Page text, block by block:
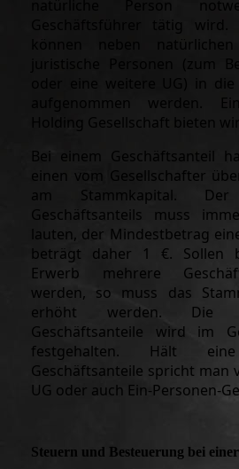
natürliche Person
Geschäftsführer tätig wird.
können neben
juristische Personen (zum
oder eine weitere UG) in
aufgenommen werden.
Holding Gesellschaft bieten wir
Bei einem Geschäftsanteil
einen vom Gesellschafter
am Stammkapital.
Geschäftsanteils muss
lauten, der Mindestbetrag
beträgt daher 1 €. Sollen
Erwerb mehrere
werden, so muss das
erhöht werden. Die
Geschäftsanteile wird im
festgehalten. Hält
Geschäftsanteile spricht man
UG oder auch Ein-Personen-
Steuern und Besteuerung bei